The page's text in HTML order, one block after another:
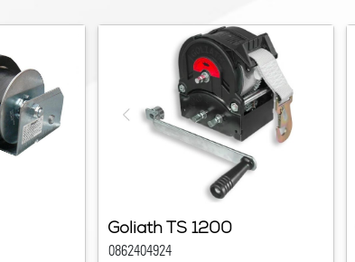
Goliath TS 1200
0862404924